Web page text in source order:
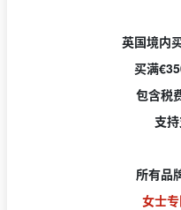
英国境内
买满
包含税
支
所有品
女士